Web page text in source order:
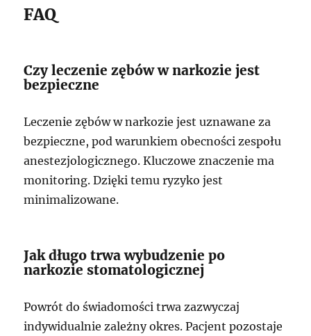
FAQ
Czy leczenie zębów w narkozie jest
bezpieczne
Leczenie zębów w narkozie jest uznawane za
bezpieczne, pod warunkiem obecności zespołu
anestezjologicznego. Kluczowe znaczenie ma
monitoring. Dzięki temu ryzyko jest
minimalizowane.
Jak długo trwa wybudzenie po
narkozie stomatologicznej
Powrót do świadomości trwa zazwyczaj
indywidualnie zależny okres. Pacjent pozostaje